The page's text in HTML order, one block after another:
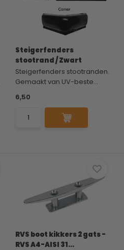
Steigerfenders
stootrand / Zwart
Steigerfenders stootranden.
Gemaakt van UV-beste...
6,50
RVS boot kikkers 2 gats -
RVS A4-AISI 31...